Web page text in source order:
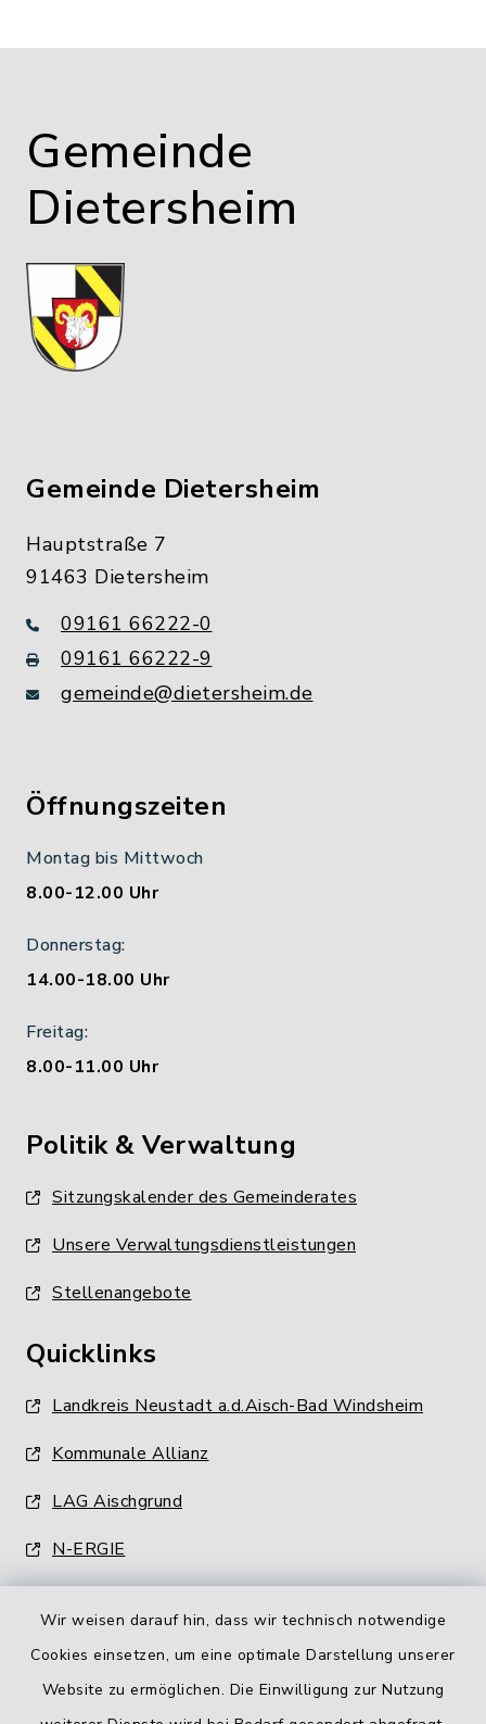
Wir weisen darauf hin, dass wir technisch notwendige
Cookies einsetzen, um eine optimale Darstellung unserer
Website zu ermöglichen. Die Einwilligung zur Nutzung
Gemeinde
Dietersheim
Gemeinde Dietersheim
Hauptstraße 7
91463 Dietersheim
09161 66222-0
09161 66222-9
gemeinde@dietersheim.de
Öffnungszeiten
Montag bis Mittwoch
8.00-12.00 Uhr
Donnerstag:
14.00-18.00 Uhr
Freitag:
8.00-11.00 Uhr
Politik & Verwaltung
Sitzungskalender des Gemeinderates
Unsere Verwaltungsdienstleistungen
Stellenangebote
Quicklinks
Landkreis Neustadt a.d.Aisch-Bad Windsheim
Kommunale Allianz
LAG Aischgrund
N-ERGIE